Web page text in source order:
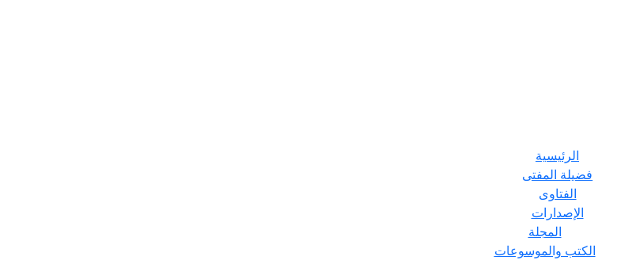
الرئيسية
فضيلة المفتى
الفتاوى
الإصدارات
المجلة
الكتب والموسوعات